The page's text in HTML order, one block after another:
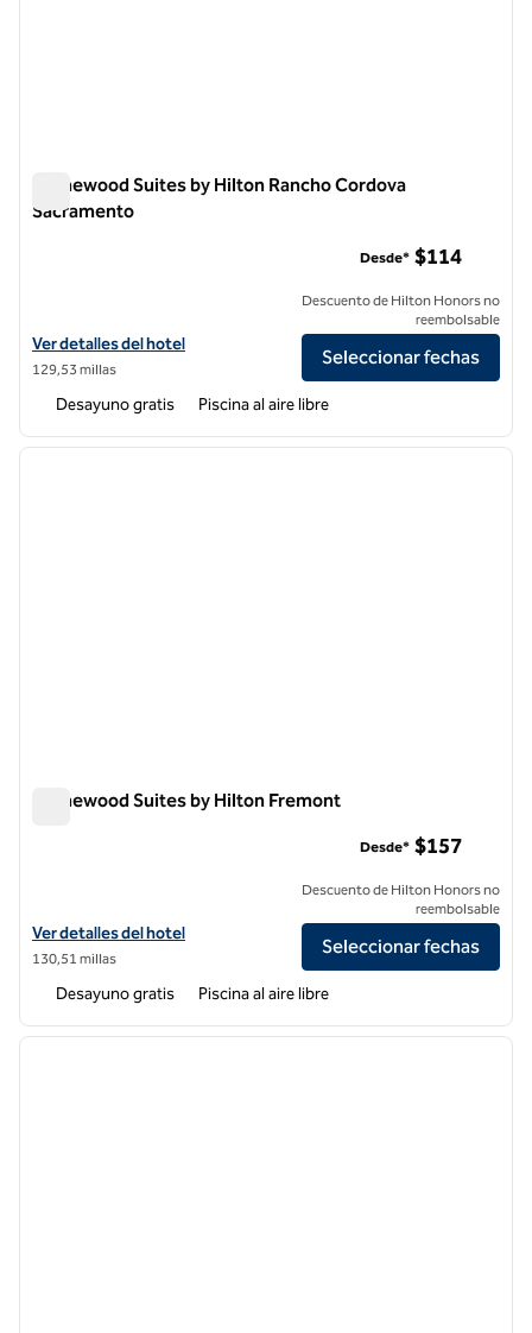
Homewood Suites by Hilton Rancho Cordova
Sacramento
Ver detalles del hotel Homewood Suites by Hilton Rancho Cordova
Ver detalles del hotel
129,53 millas
Desde* $114
Descuento de Hilton Honors no
reembolsable
Seleccionar fechas
Desayuno gratis Piscina al aire libre
1 de 12
Homewood Suites by Hilton Fremont
Ver detalles del hotel Homewood Suites by Hilton Fremont
Ver detalles del hotel
130,51 millas
Desde* $157
Descuento de Hilton Honors no
reembolsable
Seleccionar fechas
Desayuno gratis Piscina al aire libre
1 de 12